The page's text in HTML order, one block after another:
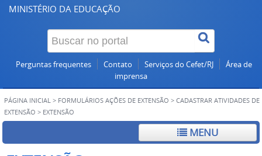
MINISTÉRIO DA EDUCAÇÃO
Perguntas frequentes Contato Serviços do Cefet/RJ
Área de
imprensa
PÁGINA INICIAL > FORMULÁRIOS AÇÕES DE EXTENSÃO > CADASTRAR ATIVIDADES DE
EXTENSÃO > EXTENSÃO
MENU